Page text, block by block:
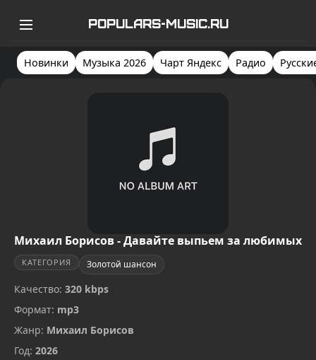
POPULARS-MUSIC.RU
Новинки Музыка 2026 Чарт Яндекс Радио
Михаил Борисов - Давайте выпьем за любимых
КАТЕГОРИЯ Золотой шансон
Качество: 320 kbps
Формат: mp3
Жанр: Михаил Борисов
Год: 2026